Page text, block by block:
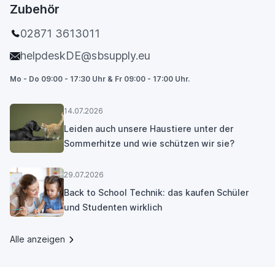
Zubehör
02871 3613011
helpdeskDE@sbsupply.eu
Mo - Do 09:00 - 17:30 Uhr & Fr 09:00 - 17:00 Uhr.
14.07.2026
Leiden auch unsere Haustiere unter der
Sommerhitze und wie schützen wir sie?
29.07.2026
Back to School Technik: das kaufen Schüler
und Studenten wirklich
Alle anzeigen